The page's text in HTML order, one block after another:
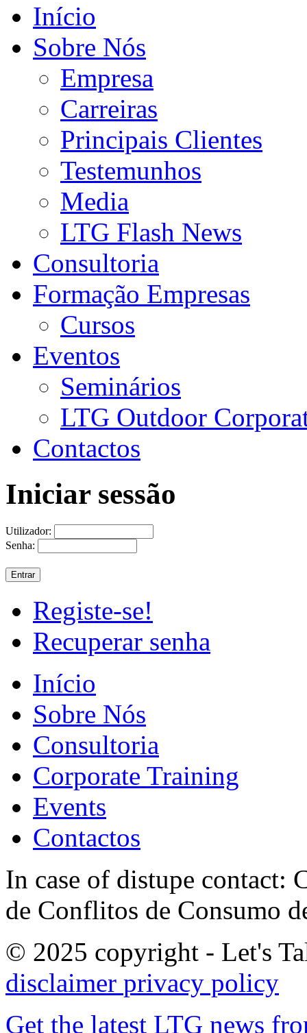
Início
Sobre Nós
Empresa
Carreiras
Principais Clientes
Testemunhos
Media
LTG Flash News
Consultoria
Formação Empresas
Cursos
Eventos
Seminários
LTG Outdoor
Contactos
Iniciar sessão
Utilizador:
Senha:
Registe-se!
Recuperar senha
Início
Sobre Nós
Consultoria
Corporate Training
Events
Contactos
In case of distupe contact:
de Conflitos de Consumo
© 2025 copyright - Let's
disclaimer privacy policy
Get the latest LTG news